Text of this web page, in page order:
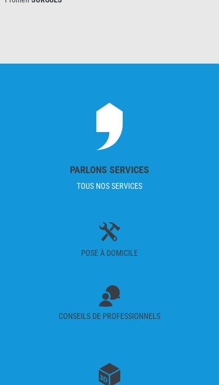
PARLONS SERVICES
TOUS NOS SERVICES
POSE À DOMICILE
CONSEILS DE PROFESSIONNELS